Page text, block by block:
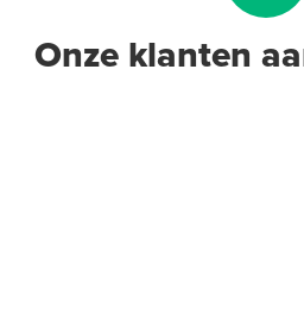
Onze klanten